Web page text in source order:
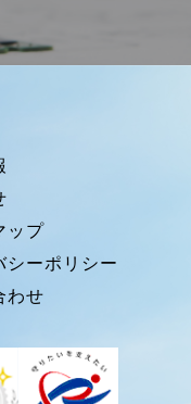
ップ
シーポリシー
わせ